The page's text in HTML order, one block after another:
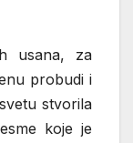
usana, za
probudi i
stvorila
koje je